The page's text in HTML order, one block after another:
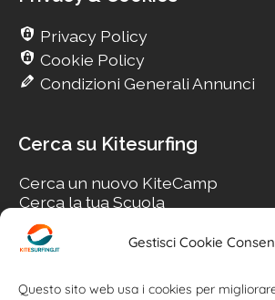
Gestisci Cookie
Questo sito web usa i cookies per
Privacy Policy
Cookie Policy
Condizioni Generali Annunci
Cerca su Kitesurfing
Cerca un nuovo KiteCamp
Cerca la tua Scuola
Cerca il tuo KiteSpot
Cerca Accommodation
Cerca il tuo Usato